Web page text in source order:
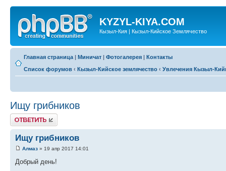
KYZYL-KIYA.COM
Кызыл-Кия | Кызыл-Кийское Землячество
Главная страница | Миничат | Фотогалерея | Контакты
Список форумов ‹ Кызыл-Кийское землячество ‹ Увлечения Кызыл-
Ищу грибников
Ответить
Ищу грибников
Алмаз » 19 апр 2017 14:01
Добрый день!